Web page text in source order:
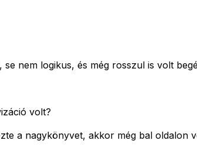
nem logikus, és még rosszul is volt
volt?
a nagykönyvet, akkor még bal